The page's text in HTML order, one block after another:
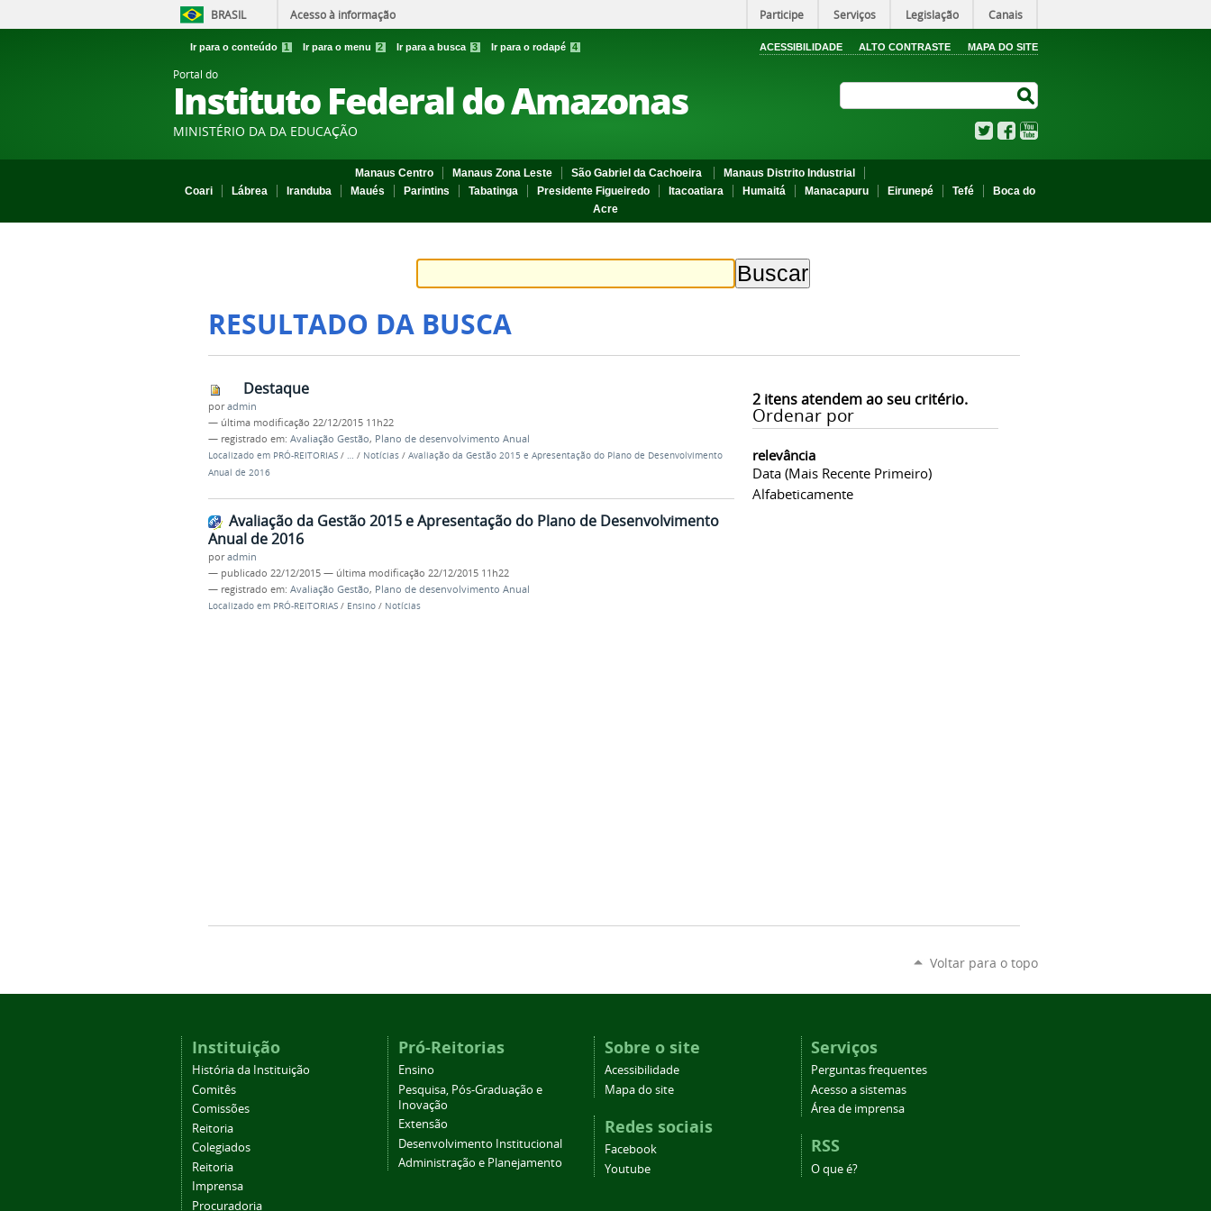
BRASIL Acesso à informação Participe Serviços Legislação Canais
Ir para o conteúdo 1 Ir para o menu 2 Ir para a busca 3 Ir para o rodapé 4 ACESSIBILIDADE ALTO CONTRASTE MAPA DO SITE
Portal do
Instituto Federal do Amazonas
MINISTÉRIO DA DA EDUCAÇÃO TwitterFacebook
Manaus Centro Manaus Zona Leste São Gabriel da Cachoeira
Manaus Distrito Industrial
Coari
Lábrea Iranduba Maués Parintins Tabatinga Presidente Figueiredo Itacoatiara Humaitá Manacapuru Eirunepé Tefé
Boca do
Acre
RESULTADO DA BUSCA
2itens atendem ao seu critério.
Ordenar por
relevância
Data (mais Recente Primeiro)
Alfabeticamente
Destaque
poradmin
— última modificação 22/12/2015 11h22
— registrado em: Avaliação Gestão, Plano de desenvolvimento Anual
Localizado em PRÓ-REITORIAS / … / Notícias / Avaliação da Gestão 2015 e Apresentação do Plano de Desenvolvimento
Anual de 2016
Avaliação da Gestão 2015 e Apresentação do Plano de Desenvolvimento
Anual de 2016
poradmin
— publicado 22/12/2015 — última modificação 22/12/2015 11h22
— registrado em: Avaliação Gestão, Plano de desenvolvimento Anual
Localizado em PRÓ-REITORIAS / Ensino / Notícias
Voltar para o topo
Instituição
História da Instituição
Comitês
Comissões
Reitoria
Colegiados
Reitoria
Imprensa
Procuradoria
Pró-Reitorias
Ensino
Pesquisa, Pós-Graduação e
Inovação
Extensão
Desenvolvimento Institucional
Administração e Planejamento
Sobre o site
Acessibilidade
Mapa do site
Redes sociais
Facebook
Youtube
Serviços
Perguntas frequentes
Acesso a sistemas
Área de imprensa
RSS
O que é?